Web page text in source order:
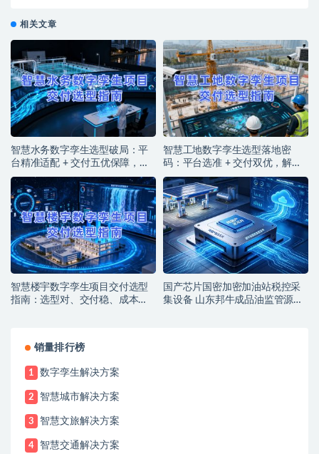
相关文章
智慧水务数字孪生选型破局：平
台精准适配 + 交付五优保障，筑
牢水务智能运营基石
智慧工地数字孪生选型落地密
码：平台选准 + 交付双优，解锁
智能建造实效
智慧楼宇数字孪生项目交付选型
指南：选型对、交付稳、成本
国产芯片国密加密加油站税控采
集设备 山东邦牛成品油监管源头
销量排行榜
1 数字孪生解决方案
2 智慧城市解决方案
3 智慧文旅解决方案
4 智慧交通解决方案